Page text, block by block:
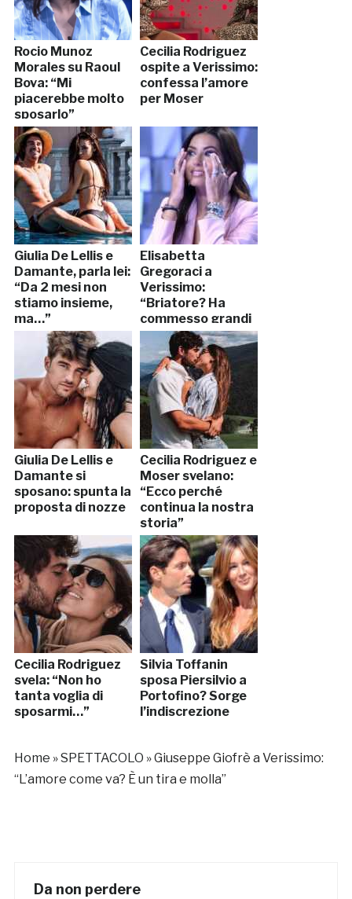
Rocio Munoz
Morales su Raoul
Bova: “Mi
piacerebbe molto
sposarlo”
Cecilia Rodriguez
ospite a Verissimo:
confessa l’amore
per Moser
Giulia De Lellis e
Damante, parla lei:
“Da 2 mesi non
stiamo insieme,
ma…”
Elisabetta
Gregoraci a
Verissimo:
“Briatore? Ha
commesso grandi
errori”
Giulia De Lellis e
Damante si
sposano: spunta la
proposta di nozze
Cecilia Rodriguez e
Moser svelano:
“Ecco perché
continua la nostra
storia”
Cecilia Rodriguez
svela: “Non ho
tanta voglia di
sposarmi…”
Silvia Toffanin
sposa Piersilvio a
Portofino? Sorge
l’indiscrezione
Home »SPETTACOLO »Giuseppe Giofrè a Verissimo:
“L’amore come va? È un tira e molla”
Da non perdere